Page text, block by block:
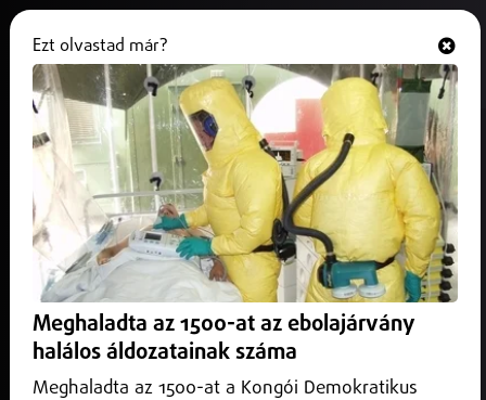
Külföld
Ezt olvastad már?
Meghaladta az 1500-at az ebolajárvány
halálos áldozatainak száma
Meghaladta az 1500-at a Kongói Demokratikus